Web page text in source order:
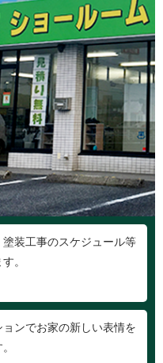
装工事のスケジュール等
。
ンでお家の新しい表情を